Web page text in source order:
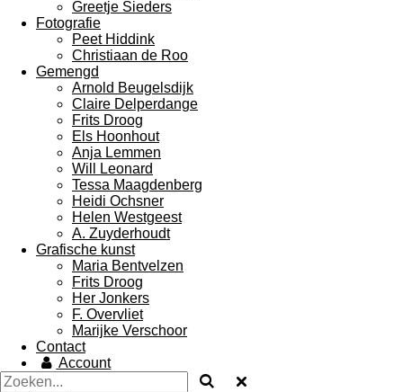
Greetje Sieders
Fotografie
Peet Hiddink
Christiaan de Roo
Gemengd
Arnold Beugelsdijk
Claire Delperdange
Frits Droog
Els Hoonhout
Anja Lemmen
Will Leonard
Tessa Maagdenberg
Heidi Ochsner
Helen Westgeest
A. Zuyderhoudt
Grafische kunst
Maria Bentvelzen
Frits Droog
Her Jonkers
F. Overvliet
Marijke Verschoor
Contact
Account